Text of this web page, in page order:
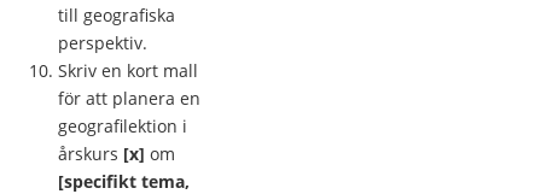
till geografiska
perspektiv.
Skriv en kort mall
för att planera en
geografilektion i
årskurs [x] om
[specifikt tema,